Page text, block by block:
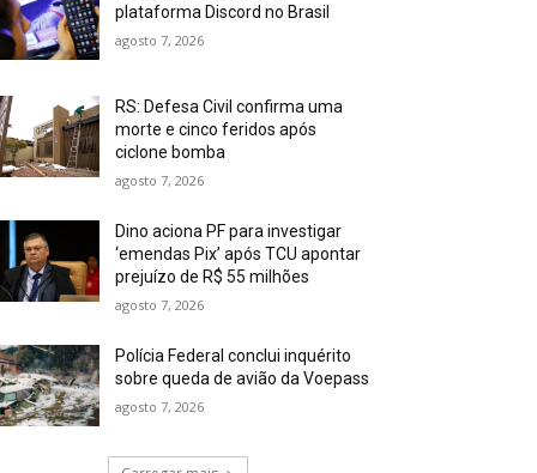
plataforma Discord no Brasil
agosto 7, 2026
RS: Defesa Civil confirma uma
morte e cinco feridos após
ciclone bomba
agosto 7, 2026
Dino aciona PF para investigar
‘emendas Pix’ após TCU apontar
prejuízo de R$ 55 milhões
agosto 7, 2026
Polícia Federal conclui inquérito
sobre queda de avião da Voepass
agosto 7, 2026